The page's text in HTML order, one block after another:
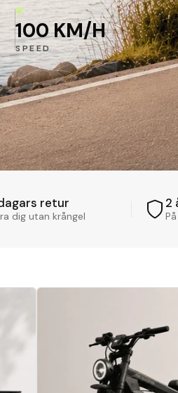
🎯
100 KM/H
SPEED
retur
dig utan krångel
2